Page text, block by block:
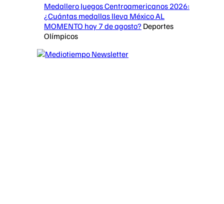
Medallero Juegos Centroamericanos 2026:
¿Cuántas medallas lleva México AL
MOMENTO hoy 7 de agosto? Deportes
Olímpicos